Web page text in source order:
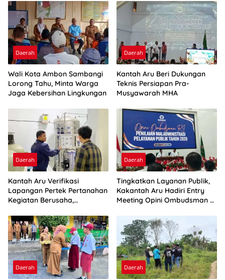
Daerah
Wali Kota Ambon Sambangi
Lorong Tahu, Minta Warga
Jaga Kebersihan Lingkungan
Daerah
Kantah Aru Beri Dukungan
Teknis Persiapan Pra-
Musyawarah MHA
Daerah
Kantah Aru Verifikasi
Lapangan Pertek Pertanahan
Kegiatan Berusaha,
Daerah
Tingkatkan Layanan Publik,
Kakantah Aru Hadiri Entry
Meeting Opini Ombudsman RI
Daerah Daerah